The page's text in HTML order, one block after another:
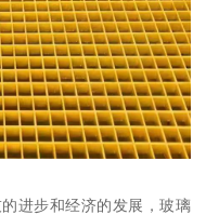
进步和经济的发展，玻璃